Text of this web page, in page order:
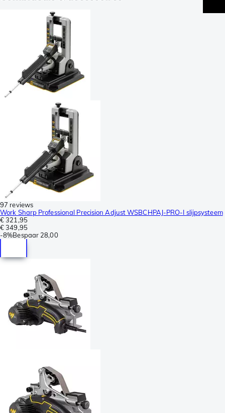
97 reviews
Work Sharp Professional Precision Adjust WSBCHPAJ-PRO-I slijpsysteem
€ 321,95
€ 349,95
-8%Bespaar 28,00